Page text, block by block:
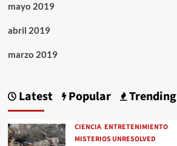
mayo 2019
abril 2019
marzo 2019
Latest Popular Trending
CIENCIA ENTRETENIMIENTO
MISTERIOS UNRESOLVED